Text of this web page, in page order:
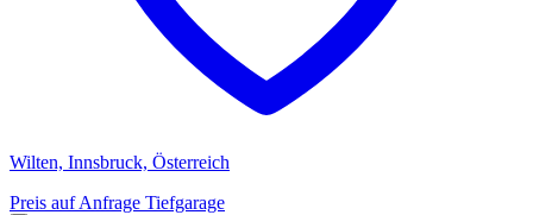
Wilten, Innsbruck, Österreich
Preis auf Anfrage Tiefgarage